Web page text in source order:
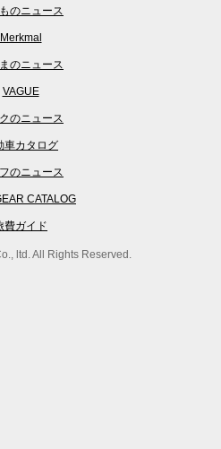
のニュース
Merkmal
のニュース
VAGUE
のニュース
車カタログ
のニュース
CATALOG
費ガイド
ltd. All Rights Reserved.